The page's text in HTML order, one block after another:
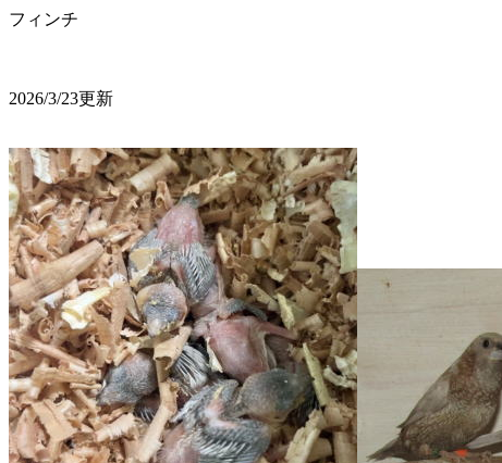
フィンチ
2026/3/23更新